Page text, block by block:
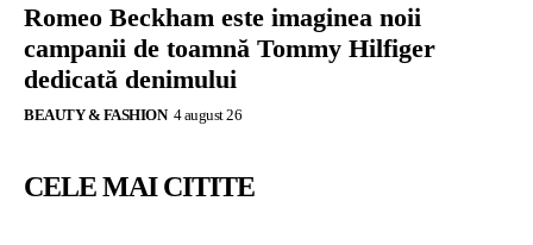
Romeo Beckham este imaginea noii
campanii de toamnă Tommy Hilfiger
dedicată denimului
BEAUTY & FASHION 4 august 26
CELE MAI CITITE